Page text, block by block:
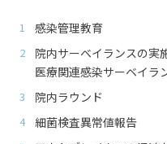
感染管理教育
院内サーベイランスの実
医療関連感染サーベイラ
院内ラウンド
細菌検査異常値報告